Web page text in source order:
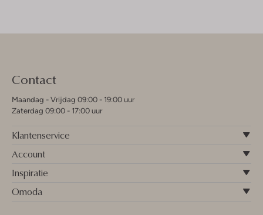
Contact
Maandag - Vrijdag 09:00 - 19:00 uur
Zaterdag 09:00 - 17:00 uur
Klantenservice
Account
Inspiratie
Omoda